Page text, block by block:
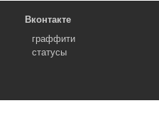
Вконтакте
граффити
статусы